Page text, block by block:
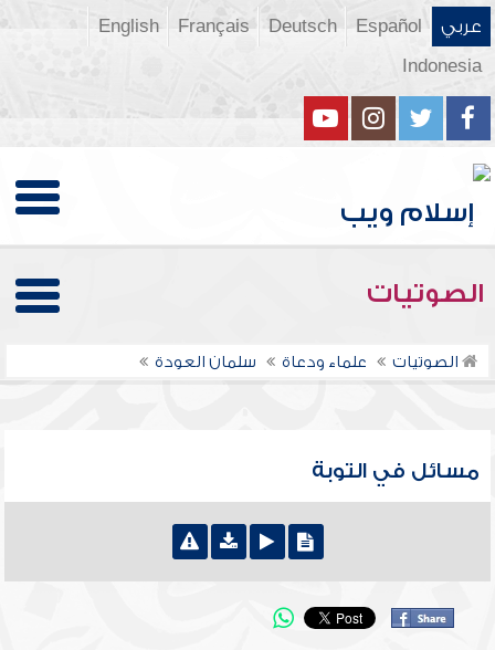
عربي Español
Deutsch
Français
English
Indonesia
الصوتيات
الصوتيات علماء ودعاة سلمان العودة
مسائل في التوبة